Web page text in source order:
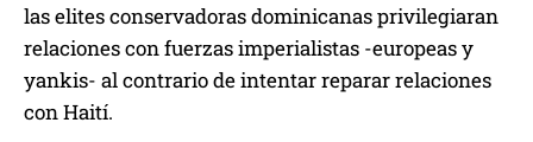
las elites conservadoras dominicanas privilegiaran
relaciones con fuerzas imperialistas -europeas y
yankis- al contrario de intentar reparar relaciones
con Haití.